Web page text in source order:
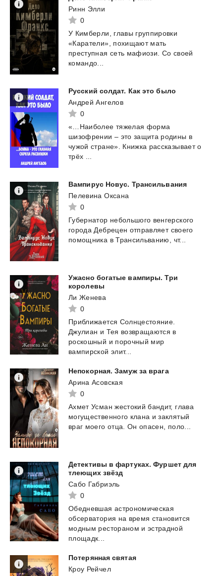
Ринн Элли
0
У Кимберли, главы группировки
«Каратели», похищают мать
преступная сеть мафиози. Со своей
командо...
Русский солдат. Как это было
Андрей Ангелов
0
«…Наиболее тяжелая форма
шизофрении – это защита родины в
чужой стране». Книжка рассказывает о
трёх ...
Вампирус Новус. Трансильвания
Пелевина Оксана
0
Губернатор небольшого венгерского
города Дебрецен отправляет своего
помощника в Трансильванию, чт...
Ужасно богатые вампиры. Три
королевы
Ли Женева
0
Приближается Солнцестояние.
Джулиан и Тея возвращаются в
роскошный и порочный мир
вампирской элит...
Непокорная. Замуж за врага
Арина Асовская
0
Ахмет Усман жестокий бандит, глава
могущественного клана и заклятый
враг моего отца. Он опасен, поло...
Детективы в фартуках. Фуршет для
тлеющих звёзд
Сабо Габриэль
0
Обедневшая астрономическая
обсерватория на время становится
модным рестораном и эстрадной
площадк...
Потерянная святая
Кроу Рейчел